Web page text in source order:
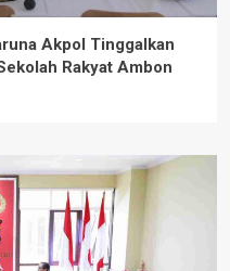
Akpol Tinggalkan
Rakyat Ambon